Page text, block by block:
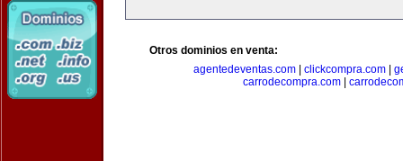
Otros dominios en venta:
agentedeventas.com| clickcompra.com|
carrodecompra.com|